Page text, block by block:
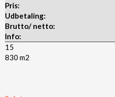
Pris:
Udbetaling:
Brutto/ netto​:
Info:​
15​
830 m2​